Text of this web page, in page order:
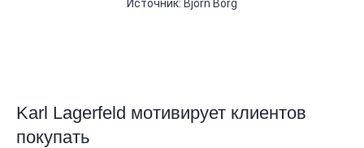
Источник: Björn Borg
Karl Lagerfeld мотивирует клиентов
покупать